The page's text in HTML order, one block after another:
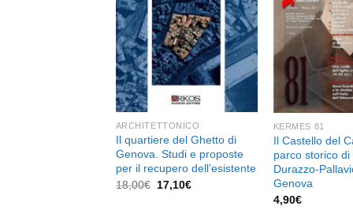
dei
desideri
ARCHITETTONICO
Il quartiere del Ghetto di
Genova. Studi e proposte
per il recupero dell’esistente
18,00€ Il
17,10€Il
KERMES 81
Il Castello del
parco storico di
Durazzo-
Genova
4,90€